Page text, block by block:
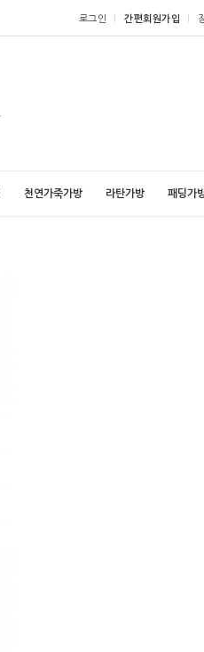
로그인 간편회원가입
천연가죽가방 라탄가방 패딩가